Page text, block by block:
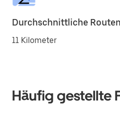
Durchschnittliche
11 Kilometer
Häufig gestellte